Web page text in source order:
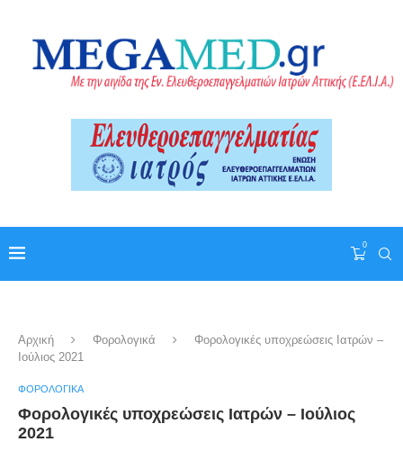
0
Αρχική Φορολογικά
Φορολογικές υποχρεώσεις Ιατρών –
Ιούλιος 2021
ΦΟΡΟΛΟΓΙΚΆ
Φορολογικές υποχρεώσεις Ιατρών – Ιούλιος
2021